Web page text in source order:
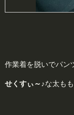
作業着を脱いでパン
せくすぃ～♪な太も